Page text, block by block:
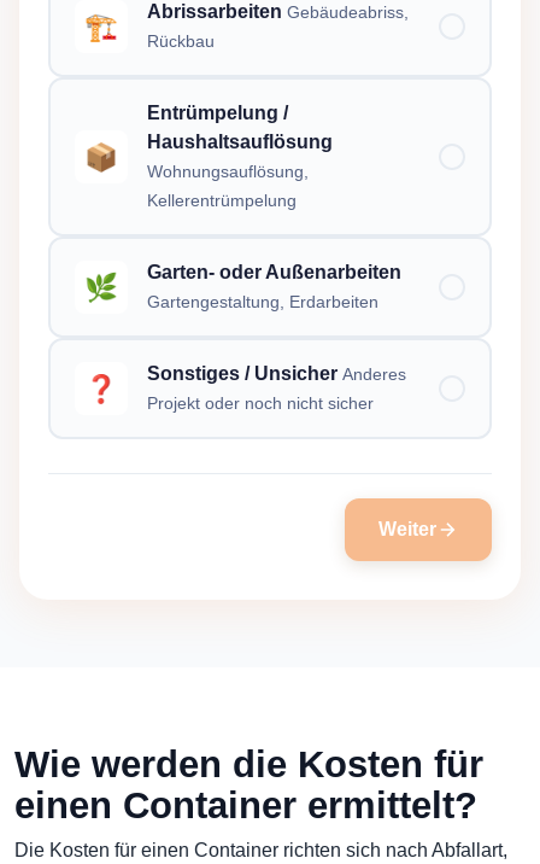
🏗️ Abrissarbeiten Gebäudeabriss,
Rückbau
📦
Entrümpelung /
Haushaltsauflösung
Wohnungsauflösung,
Kellerentrümpelung
🌿 Garten- oder Außenarbeiten
Gartengestaltung, Erdarbeiten
❓ Sonstiges / Unsicher Anderes
Projekt oder noch nicht sicher
Weiter
Wie werden die Kosten für
einen Container ermittelt?
Die Kosten für einen Container richten sich nach Abfallart,